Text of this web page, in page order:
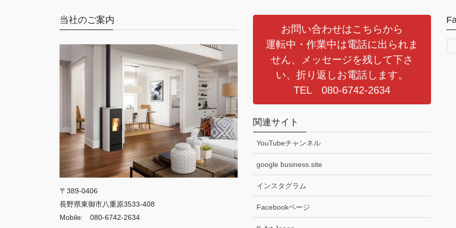
当社のご案内
〒389-0406
長野県東御市八重原3533-408
Mobile: 080-6742-2634
お問い合わせはこちらから
運転中・作業中は電話に出られま
せん、メッセージを残して下さ
い、折り返しお電話します。
TEL 080-6742-2634
関連サイト
YouTubeチャンネル
google business.site
インスタグラム
Facebookページ